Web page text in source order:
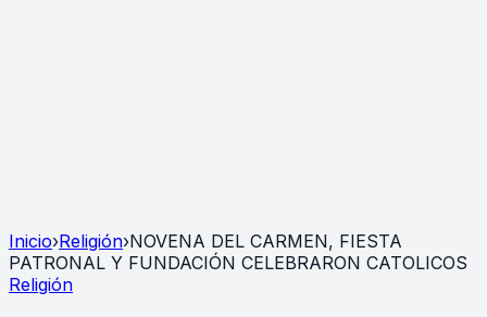
Inicio›Religión›NOVENA DEL CARMEN, FIESTA
PATRONAL Y FUNDACIÓN CELEBRARON CATOLICOS
Religión